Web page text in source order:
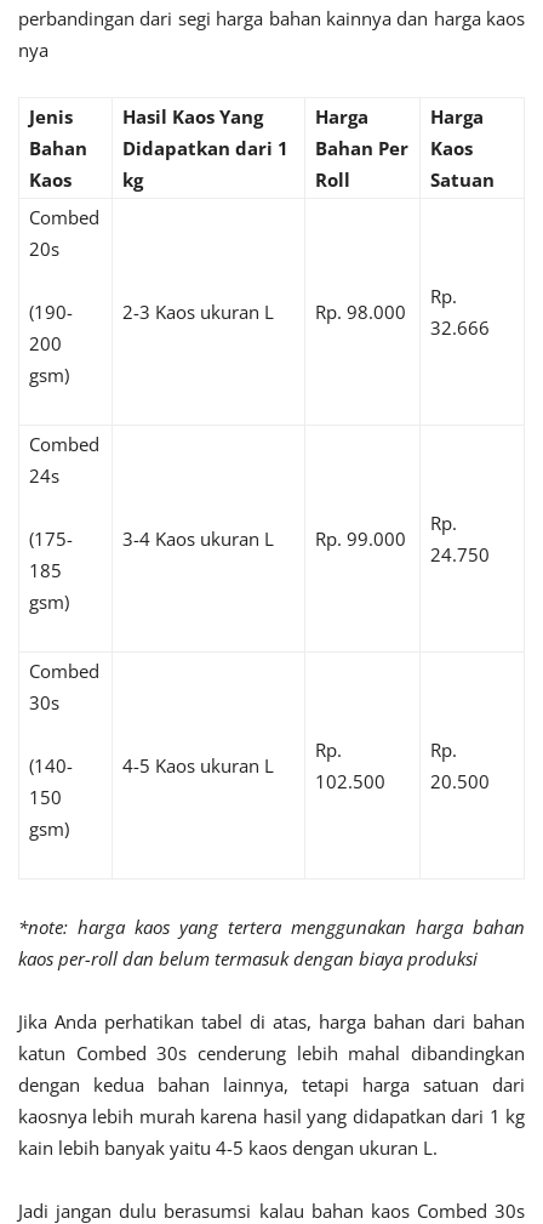
perbandingan dari segi harga bahan kainnya dan harga kaos
nya
Jenis
Bahan
Kaos
Hasil Kaos Yang
Didapatkan dari 1
kg
Harga
Bahan Per
Roll
Harga
Kaos
Satuan
Combed
20s
(190-
200
gsm)
2-3 Kaos ukuran L Rp. 98.000
Rp.
32.666
Combed
24s
(175-
185
gsm)
3-4 Kaos ukuran L Rp. 99.000
Rp.
24.750
Combed
30s
(140-
150
gsm)
4-5 Kaos ukuran L
Rp.
102.500
Rp.
20.500
*note: harga kaos yang tertera menggunakan harga bahan
kaos per-roll dan belum termasuk dengan biaya produksi
Jika Anda perhatikan tabel di atas, harga bahan dari bahan
katun Combed 30s cenderung lebih mahal dibandingkan
dengan kedua bahan lainnya, tetapi harga satuan dari
kaosnya lebih murah karena hasil yang didapatkan dari 1 kg
kain lebih banyak yaitu 4-5 kaos dengan ukuran L.
Jadi jangan dulu berasumsi kalau bahan kaos Combed 30s